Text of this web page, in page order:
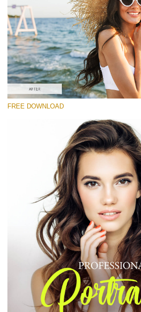
(40 Lr Presets)
Wedding Collection
(400 Lr Presets)
Entire Collection
(2067 Lr Presets)
無料ダウンロード
FREE DOWNLOAD